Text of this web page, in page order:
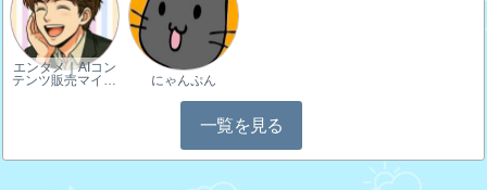
エンタメ｜AIコン
テンツ販売マイ…
にゃんぷん
一覧を見る